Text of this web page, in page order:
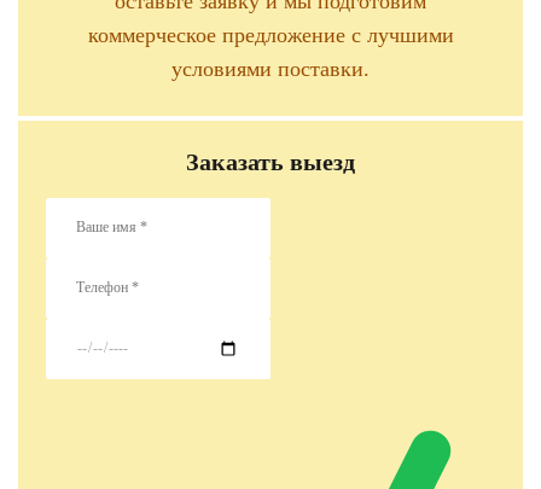
коммерческое предложение с лучшими
условиями поставки.
Заказать выезд